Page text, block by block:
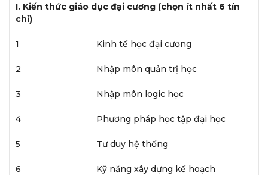
I. Kiến thức giáo dục đại cương (chọn ít nhất 6 tín
chỉ)
1 Kinh tế học đại cương
2 Nhập môn quản trị học
3 Nhập môn logic học
4 Phương pháp học tập đại học
5 Tư duy hệ thống
6 Kỹ năng xây dựng kế hoạch